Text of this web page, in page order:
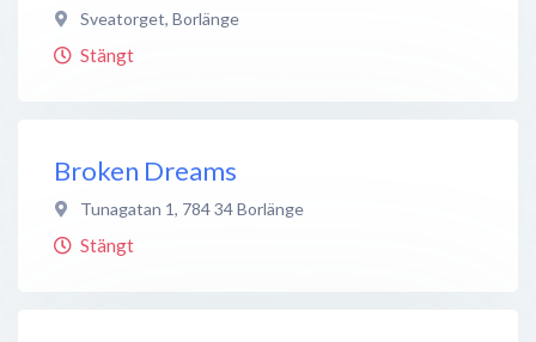
Sveatorget, Borlänge
Stängt
Broken Dreams
Tunagatan 1, 784 34Borlänge
Stängt